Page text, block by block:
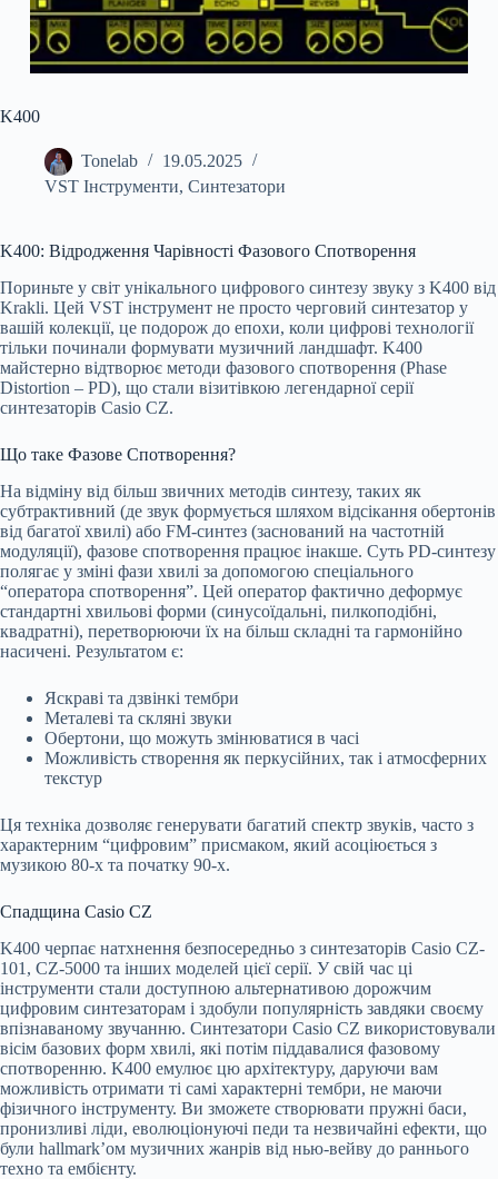
K400
Tonelab
19.05.2025
VST Інструменти, Синтезатори
K400: Відродження Чарівності Фазового Спотворення
Пориньте у світ унікального цифрового синтезу звуку з K400 від
Krakli. Цей VST інструмент не просто черговий синтезатор у
вашій колекції, це подорож до епохи, коли цифрові технології
тільки починали формувати музичний ландшафт. K400
майстерно відтворює методи фазового спотворення (Phase
Distortion – PD), що стали візитівкою легендарної серії
синтезаторів Casio CZ.
Що таке Фазове Спотворення?
На відміну від більш звичних методів синтезу, таких як
субтрактивний (де звук формується шляхом відсікання обертонів
від багатої хвилі) або FM-синтез (заснований на частотній
модуляції), фазове спотворення працює інакше. Суть PD-синтезу
полягає у зміні фази хвилі за допомогою спеціального
“оператора спотворення”. Цей оператор фактично деформує
стандартні хвильові форми (синусоїдальні, пилкоподібні,
квадратні), перетворюючи їх на більш складні та гармонійно
насичені. Результатом є:
Яскраві та дзвінкі тембри
Металеві та скляні звуки
Обертони, що можуть змінюватися в часі
Можливість створення як перкусійних, так і атмосферних
текстур
Ця техніка дозволяє генерувати багатий спектр звуків, часто з
характерним “цифровим” присмаком, який асоціюється з
музикою 80-х та початку 90-х.
Спадщина Casio CZ
K400 черпає натхнення безпосередньо з синтезаторів Casio CZ-
101, CZ-5000 та інших моделей цієї серії. У свій час ці
інструменти стали доступною альтернативою дорожчим
цифровим синтезаторам і здобули популярність завдяки своєму
впізнаваному звучанню. Синтезатори Casio CZ використовували
вісім базових форм хвилі, які потім піддавалися фазовому
спотворенню. K400 емулює цю архітектуру, даруючи вам
можливість отримати ті самі характерні тембри, не маючи
фізичного інструменту. Ви зможете створювати пружні баси,
пронизливі ліди, еволюціонуючі педи та незвичайні ефекти, що
були hallmark’ом музичних жанрів від нью-вейву до раннього
техно та ембієнту.